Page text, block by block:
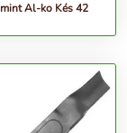
Al-ko Kés 42